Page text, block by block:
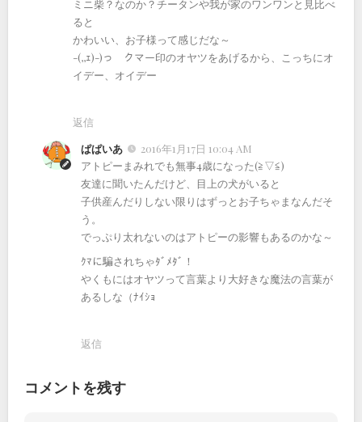
ミニ柴？なのか？チータンや我が家のワンワンと見比べ
ると
かわいい、お子様って感じだな～
-(,,ｪ)-)っ クマー印のオヤツをあげるから、こっちにオ
イデー、オイデー
返信
ぱぱいあ
2016年1月17日 10:04 AM
アトピーまみれでも無事4歳になった(≧▽≦)
友達に聞いたんだけど、目上の犬がいると
子供産んだりしない限りはずっとお子ちゃまなんだそ
う。
でっぷり太れないのはアトピーの影響もあるのかな～
ｸﾏに騙されちゃﾀﾞﾒﾀﾞ！
やくもにはオヤツって言葉より大好きな魔法の言葉が
あるしな（ﾅｲｼｮ
返信
コメントを残す